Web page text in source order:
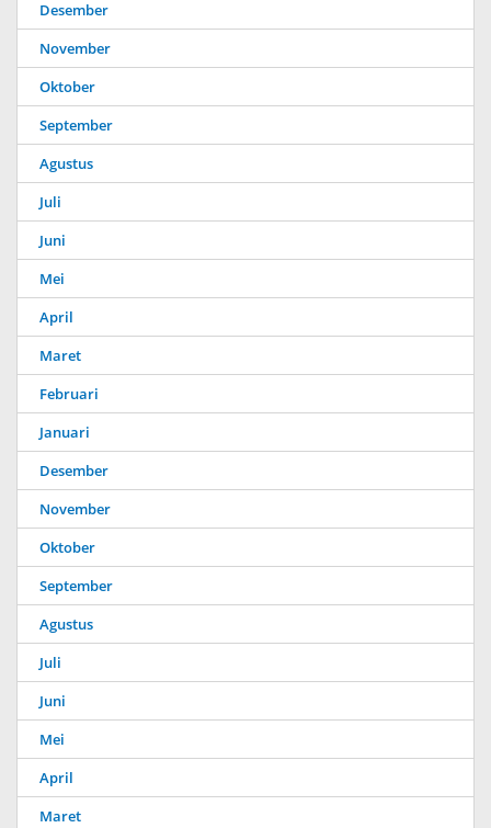
Desember
November
Oktober
September
Agustus
Juli
Juni
Mei
April
Maret
Februari
Januari
Desember
November
Oktober
September
Agustus
Juli
Juni
Mei
April
Maret